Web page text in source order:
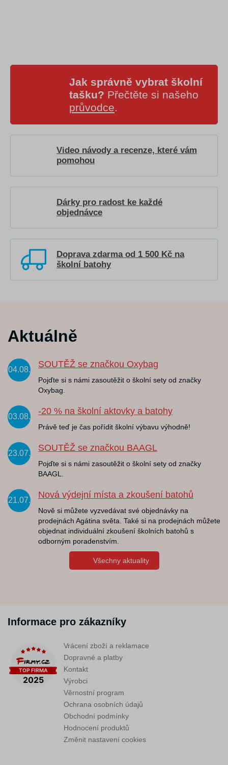
Jak správně vybrat školní
tašku? Přečtěte si našeho
průvodce.
Video návody a recenze, které vám
pomohou
Dárky pro radost ke každé
objednávce
Doprava zdarma od 1 500 Kč na
školní batohy
Aktuálně
04.08.
SOUTĚŽ se značkou Oxybag
Pojďte si s námi zasoutěžit o školní sety od značky
Oxybag.
03.08.
-20 % na školní aktovky a batohy
Právě teď je čas pořídit školní výbavu výhodně!
23.07.
SOUTĚŽ se značkou BAAGL
Pojďte si s námi zasoutěžit o školní sety od značky
BAAGL.
21.07.
Nová výdejní místa a zkoušení batohů
Nově si můžete vyzvedávat své objednávky na
prodejnách Agátina světa. Také si na prodejnách můžete
objednat individuální zkoušení školních batohů s
odborným poradenstvím.
Všechny aktuality
Informace pro zákazníky
Vrácení zboží a reklamace
Dopravné a platby
Kontakt
Výrobci
Věrnostní program
Ochrana osobních údajů
Obchodní podmínky
Hodnocení produktů
Změnit nastavení cookies